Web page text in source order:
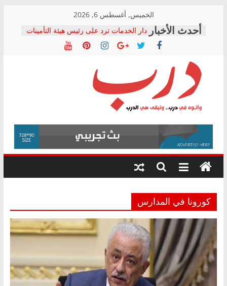
content
الخميس, أغسطس 6, 2026
دار الخدمات ترد على رئيس هيئة التأمينات
بعد مؤتمره الصحفي: إنكار الأزمة لا ينهي
معاناة أصحاب المعاشات.. ونطالب بكشف
فرحات سليمان يكتب: القطاع الصحي إلى
أين؟
حزب التحالف الشعبي يطلق لجنة “الحق
في الصحة” بالإسكندرية لرصد الانتهاكات
ودعم المرضى
الوزاري لمدينة الصحفيين.. وانتهاء أعمال
إنشاء المبنى الإداري
المجلس القومي لحقوق الإنسان يعلن
متابعة قضية الدكتور محمد زهران.. ويؤكد:
قرينة البراءة وضمانات المحاكمة العادلة
درب
وأتوه
درب..
وتبقى
هي
كورونا في المدارس